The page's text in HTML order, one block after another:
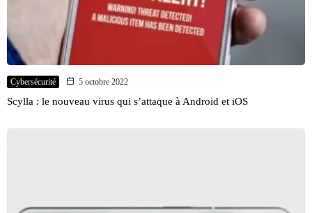
Cybersécurité 5 octobre 2022
Scylla : le nouveau virus qui s’attaque à Android et iOS